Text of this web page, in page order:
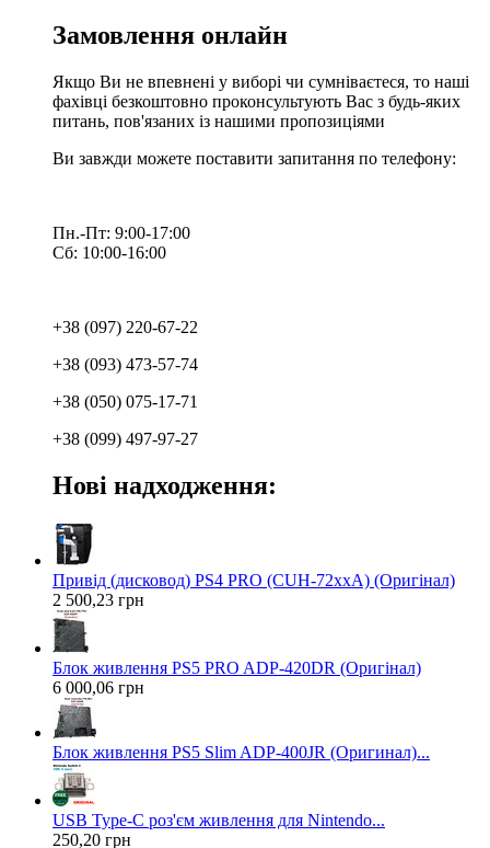
Замовлення онлайн
Якщо Ви не впевнені у виборі чи сумніваєтеся, то наші
фахівці безкоштовно проконсультують Вас з будь-яких
питань, пов'язаних із нашими пропозиціями
Ви завжди можете поставити запитання по телефону:
Пн.-Пт: 9:00-17:00
Сб: 10:00-16:00
+38 (097) 220-67-22
+38 (093) 473-57-74
+38 (050) 075-17-71
+38 (099) 497-97-27
Нові надходження:
Привід (дисковод) PS4 PRO (CUH-72xxA) (Оригінал)
2 500,23 грн
Блок живлення PS5 PRO ADP-420DR (Оригінал)
6 000,06 грн
Блок живлення PS5 Slim ADP-400JR (Оригинал)...
USB Type-C роз'єм живлення для Nintendo...
250,20 грн